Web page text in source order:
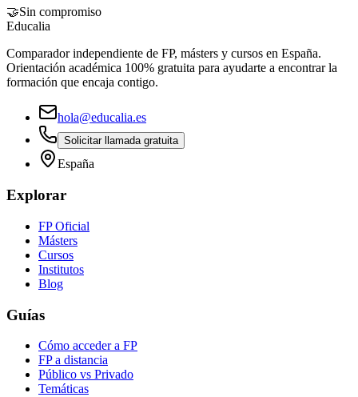
🤝Sin compromiso
Educalia
Comparador independiente de FP, másters y cursos en España.
Orientación académica 100% gratuita para ayudarte a encontrar la
formación que encaja contigo.
hola@educalia.es
Solicitar llamada gratuita
España
Explorar
FP Oficial
Másters
Cursos
Institutos
Blog
Guías
Cómo acceder a FP
FP a distancia
Público vs Privado
Temáticas